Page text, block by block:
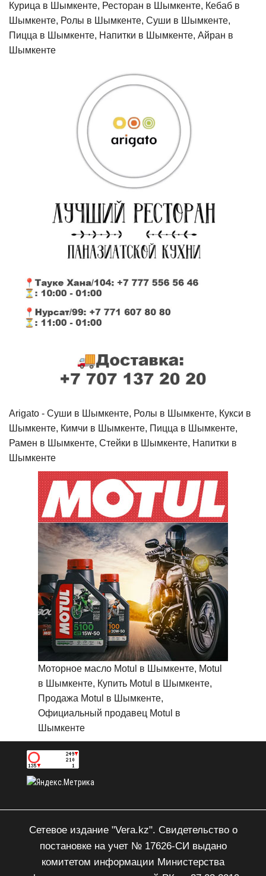
Курица в Шымкенте, Ресторан в Шымкенте, Кебаб в
Шымкенте, Ролы в Шымкенте, Суши в Шымкенте,
Пицца в Шымкенте, Напитки в Шымкенте, Айран в
Шымкенте
Arigato - Cуши в Шымкенте, Ролы в Шымкенте, Кукси в
Шымкенте, Кимчи в Шымкенте, Пицца в Шымкенте,
Рамен в Шымкенте, Стейки в Шымкенте, Напитки в
Шымкенте
Моторное масло Motul в Шымкенте, Motul
в Шымкенте, Купить Motul в Шымкенте,
Продажа Motul в Шымкенте,
Официальный продавец Motul в
Шымкенте
Сетевое издание "Vera.kz". Свидетельство о
постановке на учет № 17626-СИ выдано
комитетом информации Министерства